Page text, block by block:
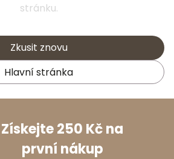
stránku.
Zkusit znovu
Hlavní stránka
Získejte 250 Kč na
první nákup